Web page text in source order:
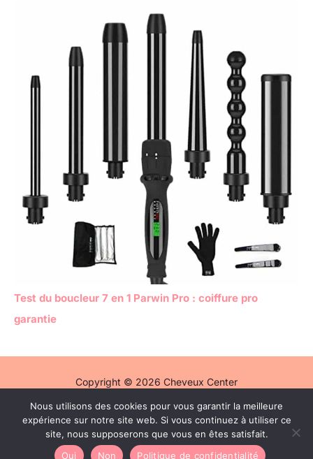
Test du boucleur 7 en 1 Parwin Pro : coiffure pro
garantie
Copyright © 2026 Cheveux Center
Politique de confidentialité
Mentions légales
Contact
Nous utilisons des cookies pour vous garantir la meilleure
expérience sur notre site web. Si vous continuez à utiliser ce
site, nous supposerons que vous en êtes satisfait.
Oui
Non Politique de confidentialité